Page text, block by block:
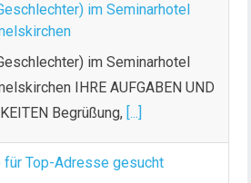
im Seminarhotel
im Seminarhotel
IHRE AUFGABEN UND
Begrüßung, [...]
Top-Adresse gesucht